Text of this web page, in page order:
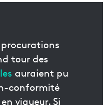
procurations
tour des
auraient pu
conformité
vigueur. Si